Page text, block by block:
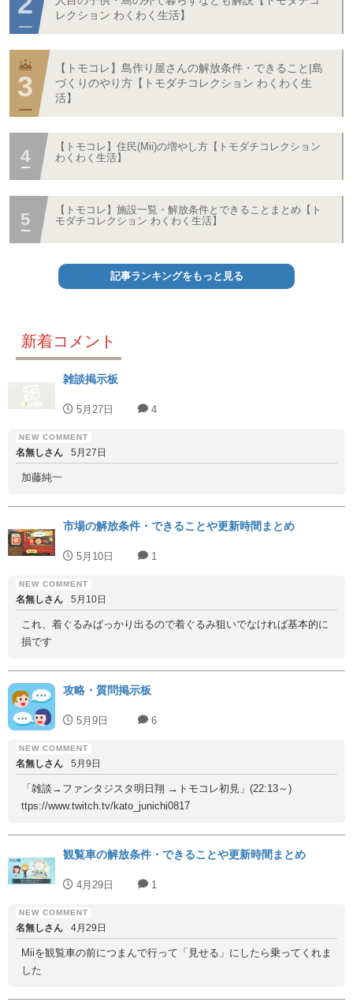
レクション わくわく生活】
【トモコレ】島作り屋さんの解放条件・できること|島
づくりのやり方【トモダチコレクション わくわく生
活】
【トモコレ】住民(Mii)の増やし方【トモダチコレクション
わくわく生活】
【トモコレ】施設一覧・解放条件とできることまとめ【ト
モダチコレクション わくわく生活】
記事ランキングをもっと見る
新着コメント
雑談掲示板
5月27日 4
名無しさん 5月27日
加藤純一
市場の解放条件・できることや更新時間まとめ
5月10日 1
名無しさん 5月10日
これ、着ぐるみばっかり出るので着ぐるみ狙いでなければ基本的に
損です
攻略・質問掲示板
5月9日 6
名無しさん 5月9日
「雑談→ファンタジスタ明日翔 →トモコレ初見」(22:13～)
ttps://www.twitch.tv/kato_junichi0817
観覧車の解放条件・できることや更新時間まとめ
4月29日 1
名無しさん 4月29日
Miiを観覧車の前につまんで行って「見せる」にしたら乗ってくれま
した